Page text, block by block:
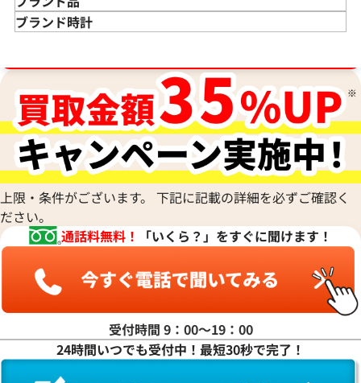
金のアクセサリー 買取
金のブレスレット 買取
金のブローチ 買取
金のペンダントトップ 買取
金の仏像 買取
金杯 買取
金歯 買取
金貨･銀貨 買取
大判･小判 買取
イエローゴールド 買取
ピンクゴールド 買取
ホワイトゴールド 買取
金コンビ 買取
プラチナ 買取
プラチナインゴット 買取
Pt1000 買取
ダイヤモンド 買取
サファイア 買取
オパール 買取
トルマリン 買取
翡翠 買取
パライバトルマリン 買取
パール 買取
バッグ･小物 買取
ルイ･ヴィトン 買取
カルティエ 買取
ティファニー 買取
ブルガリ 買取
ハリー･ウィンストン 買取
ヴァンクリーフ&
アーペル 買取
グッチ 買取
ブシュロン 買取
ミキモト 買取
ショーメ 買取
買取可能な商品をもっと見る
ブランド時計
フィリップ 買取
オーデマピゲ 買取
カルティエ 買取
エルメス 買取
シャネル 買取
オメガ 買取
タグ・ホイヤー 買取
ブレゲ 買取
リシャール・ミル
買取
ブライトリング
ヴァシュロン・コンスタンタン 買取
A. ランゲ&
上限・条件がございます。 下記に記載の詳細を必ずご確認く
ださい。
通話料無料！
「いくら？」をすぐに聞けます！
受付時間 9：00〜19：00
24時間いつでも受付中！最短30秒で完了！